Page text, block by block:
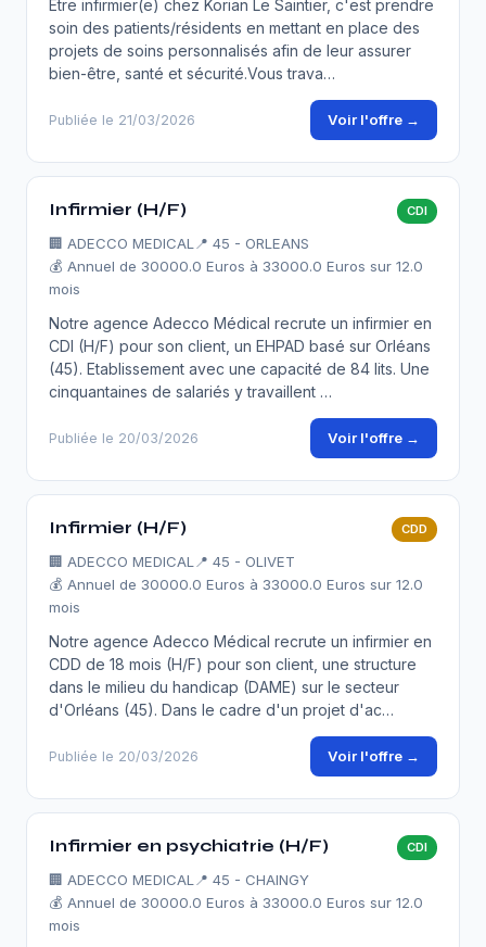
Être infirmier(e) chez Korian Le Saintier, c'est prendre
soin des patients/résidents en mettant en place des
projets de soins personnalisés afin de leur assurer
bien-être, santé et sécurité.Vous trava…
Publiée le 21/03/2026 Voir l'offre →
Infirmier (H/F) CDI
🏢 ADECCO MEDICAL 📍 45 - ORLEANS
💰 Annuel de 30000.0 Euros à 33000.0 Euros sur 12.0
mois
Notre agence Adecco Médical recrute un infirmier en
CDI (H/F) pour son client, un EHPAD basé sur Orléans
(45). Etablissement avec une capacité de 84 lits. Une
cinquantaines de salariés y travaillent …
Publiée le 20/03/2026 Voir l'offre →
Infirmier (H/F) CDD
🏢 ADECCO MEDICAL 📍 45 - OLIVET
💰 Annuel de 30000.0 Euros à 33000.0 Euros sur 12.0
mois
Notre agence Adecco Médical recrute un infirmier en
CDD de 18 mois (H/F) pour son client, une structure
dans le milieu du handicap (DAME) sur le secteur
d'Orléans (45). Dans le cadre d'un projet d'ac…
Publiée le 20/03/2026 Voir l'offre →
Infirmier en psychiatrie (H/F) CDI
🏢 ADECCO MEDICAL 📍 45 - CHAINGY
💰 Annuel de 30000.0 Euros à 33000.0 Euros sur 12.0
mois